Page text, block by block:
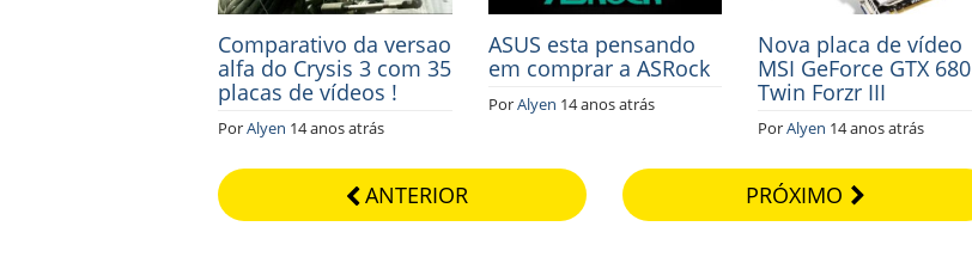
Comparativo da versao
alfa do Crysis 3 com 35
placas de vídeos !
PorAlyen 14 anos atrás
ASUS esta pensando
em comprar a ASRock
PorAlyen 14 anos atrás
Nova placa de vídeo
MSI GeForce GTX 680
Twin Forzr III
PorAlyen 14 anos atrás
ANTERIOR PRÓXIMO